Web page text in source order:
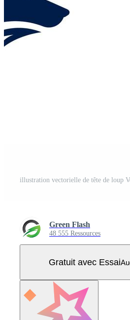
illustration vectorielle de tête de loup
Green Flash
48 555 Ressources
Gratuit avec Essai